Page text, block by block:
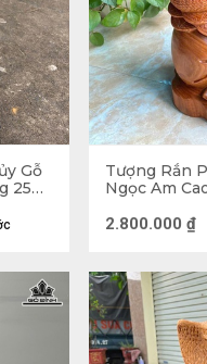
Gỗ
25
Tượng Rắn
Ngọc Am
2.800.000 ₫